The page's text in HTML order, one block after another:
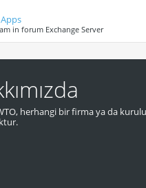
in forum Exchange Server
herhangi bir firma ya da